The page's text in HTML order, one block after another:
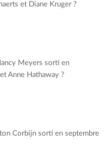
et Diane Kruger ?
span>
Meyers sorti en
Anne Hathaway ?
nouveau stagiaire</span>
Corbijn sorti en septembre